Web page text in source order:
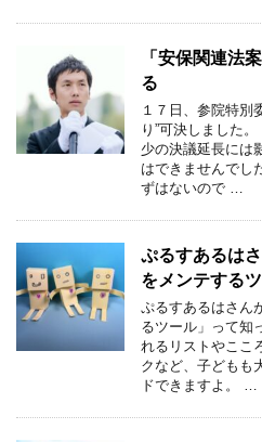
「安保関連法
る
１７日、参院特別
り”可決しました
少の決議延長には
はできませんでし
ずはないので …
ぷるすあるは
をメンテする
ぷるすあるはさん
るツール」って知
れるリストやここ
クなど、子どもも
ドできますよ。 …